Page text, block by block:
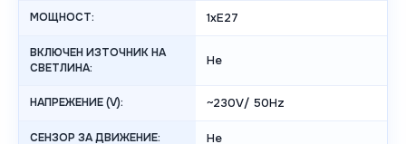
МОЩНОСТ: 1xE27
ВКЛЮЧЕН ИЗТОЧНИК НА
СВЕТЛИНА:
Не
НАПРЕЖЕНИЕ (V): ~230V/ 50Hz
СЕНЗОР ЗА ДВИЖЕНИЕ: Не